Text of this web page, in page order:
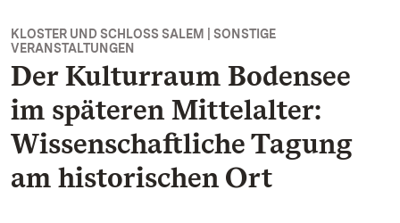
KLOSTER UND SCHLOSS SALEM | SONSTIGE
VERANSTALTUNGEN
Der Kulturraum Bodensee
im späteren Mittelalter:
Wissenschaftliche Tagung
am historischen Ort